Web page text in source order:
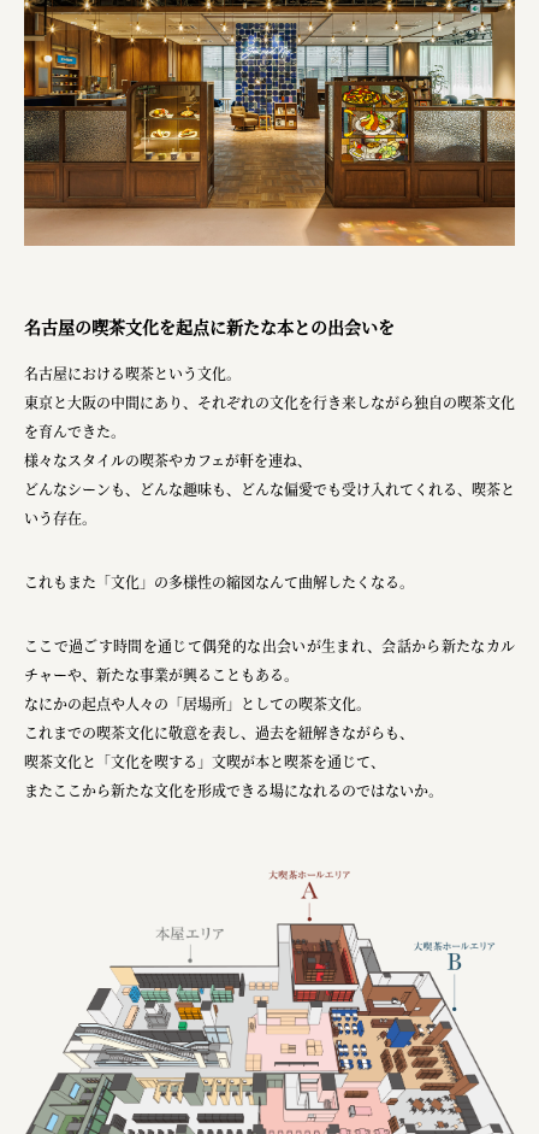
DEAR FRIEND'S
株式会社ポーラ
株式会社ロッテ
ourselves
一般財団法人 伝統的工芸品産業振興協会
株式会社池田泉州銀行
株式会社ふくや
三井不動産株式会社
有限会社 丸久商店
株式会社イソガイ
インターステラテクノロジズ株式会社
株式会社リビタ
宗教法人圓能寺立 若草幼稚園
株式会社 照沼
食処くさの根
JR東日本クロスステーション
株式会社ハッチ
株式会社リブロプラス
福島県商工会連合会
京セラ株式会社
一般社団法人手紙寺
名古屋の喫茶文化を起点に新たな本との出会いを
名古屋における喫茶という文化。
東京と大阪の中間にあり、それぞれの文化を行き来しながら独自の喫茶文化
を育んできた。
様々なスタイルの喫茶やカフェが軒を連ね、
どんなシーンも、どんな趣味も、どんな偏愛でも受け入れてくれる、喫茶と
いう存在。
これもまた「文化」の多様性の縮図なんて曲解したくなる。
ここで過ごす時間を通じて偶発的な出会いが生まれ、会話から新たなカル
チャーや、新たな事業が興ることもある。
なにかの起点や人々の「居場所」としての喫茶文化。
これまでの喫茶文化に敬意を表し、過去を紐解きながらも、
喫茶文化と「文化を喫する」文喫が本と喫茶を通じて、
またここから新たな文化を形成できる場になれるのではないか。